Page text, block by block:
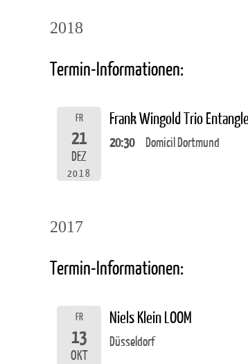
2018
Termin-Informationen:
FR
21
DEZ
2018
Frank Wingold Trio
20:30 Domicil Dortmund
2017
Termin-Informationen:
FR
13
OKT
Niels Klein LOOM
Düsseldorf